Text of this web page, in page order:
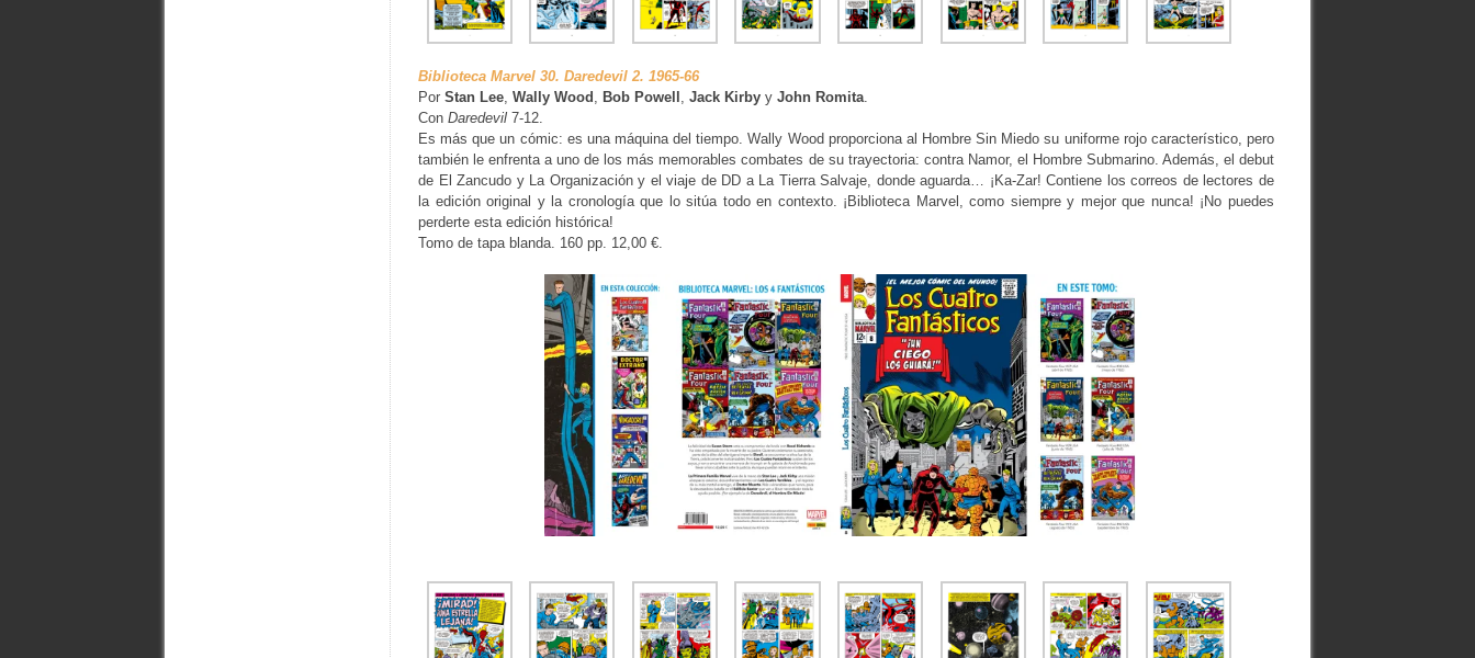
Biblioteca Marvel 30. Daredevil 2. 1965-66
Por Stan Lee Wally Wood Bob Powell Jack Kirby y John Romita
Con Daredevil 7-12.
Es más que un cómic: es una máquina del tiempo. Wally Wood proporciona al Hombre Sin Miedo su uniforme rojo característico, pero
también le enfrenta a uno de los más memorables combates de su trayectoria: contra Namor, el Hombre Submarino. Además, el debut
de El Zancudo y La Organización y el viaje de DD a La Tierra Salvaje, donde aguarda… ¡Ka-Zar! Contiene los correos de lectores de
la edición original y la cronología que lo sitúa todo en contexto. ¡Biblioteca Marvel, como siempre y mejor que nunca! ¡No puedes
perderte esta edición histórica!
Tomo de tapa blanda. 160 pp. 12,00 €.